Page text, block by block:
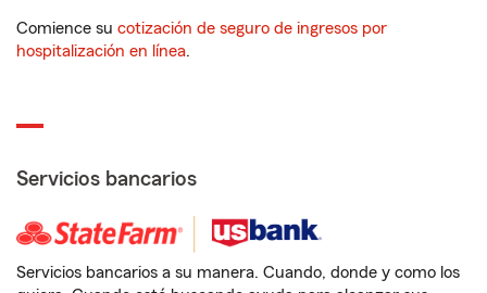
Comience su cotización de seguro de ingresos por
hospitalización en línea.
Servicios bancarios
Servicios bancarios a su manera. Cuando, donde y como los